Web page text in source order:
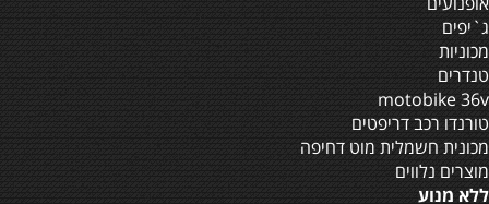
ג`יפים
מכוניות
טנדרים
motobike 36v
טורנדו רכב דריפטים
מכונית חשמלית מוט דחיפה
מוצרים נלווים
ללא מנוע